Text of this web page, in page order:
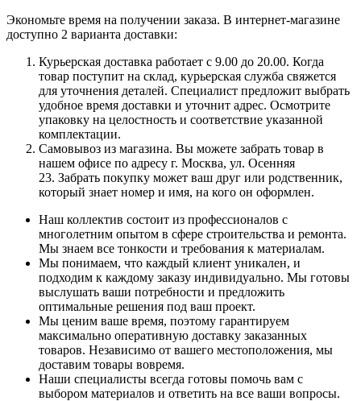
Экономьте время на получении заказа. В интернет-магазине
доступно 2 варианта доставки:
Курьерская доставка работает с 9.00 до 20.00. Когда
товар поступит на склад, курьерская служба свяжется
для уточнения деталей. Специалист предложит выбрать
удобное время доставки и уточнит адрес. Осмотрите
упаковку на целостность и соответствие указанной
комплектации.
Самовывоз из магазина. Вы можете забрать товар в
нашем офисе по адресу г. Москва, ул. Осенняя
23. Забрать покупку может ваш друг или родственник,
который знает номер и имя, на кого он оформлен.
Наш коллектив состоит из профессионалов с
многолетним опытом в сфере строительства и ремонта.
Мы знаем все тонкости и требования к материалам.
Мы понимаем, что каждый клиент уникален, и
подходим к каждому заказу индивидуально. Мы готовы
выслушать ваши потребности и предложить
оптимальные решения под ваш проект.
Мы ценим ваше время, поэтому гарантируем
максимально оперативную доставку заказанных
товаров. Независимо от вашего местоположения, мы
доставим товары вовремя.
Наши специалисты всегда готовы помочь вам с
выбором материалов и ответить на все ваши вопросы.